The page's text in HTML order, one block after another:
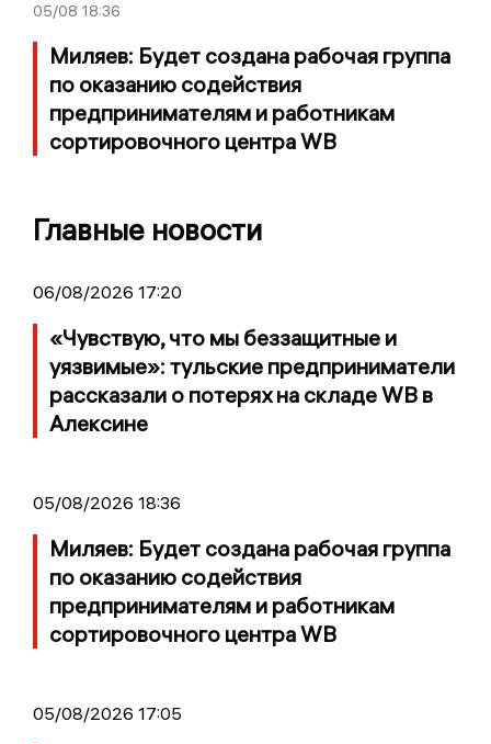
05/08 18:36
Миляев: Будет создана рабочая группа
по оказанию содействия
предпринимателям и работникам
сортировочного центра WB
Главные новости
06/08/2026 17:20
«Чувствую, что мы беззащитные и
уязвимые»: тульские предприниматели
рассказали о потерях на складе WB в
Алексине
05/08/2026 18:36
Миляев: Будет создана рабочая группа
по оказанию содействия
предпринимателям и работникам
сортировочного центра WB
05/08/2026 17:05